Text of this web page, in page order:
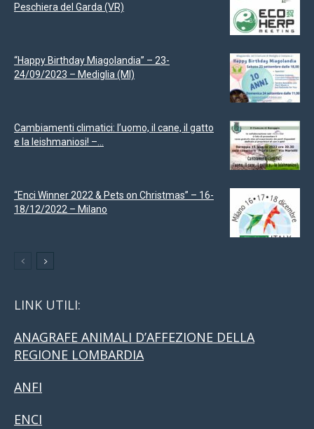
Peschiera del Garda (VR)
“Happy Birthday Miagolandia” – 23-
24/09/2023 – Mediglia (MI)
Cambiamenti climatici: l’uomo, il cane, il gatto
e la leishmaniosi! –...
“Enci Winner 2022 & Pets on Christmas” – 16-
18/12/2022 – Milano
LINK UTILI:
ANAGRAFE ANIMALI D’AFFEZIONE DELLA
REGIONE LOMBARDIA
ANFI
ENCI